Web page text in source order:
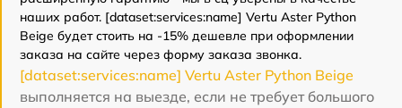
наших работ. [dataset:services:name] Vertu Aster Python
Beige будет стоить на -15% дешевле при оформлении
заказа на сайте через форму заказа звонка.
[dataset:services:name] Vertu Aster Python Beige
выполняется на выезде, если не требует большого